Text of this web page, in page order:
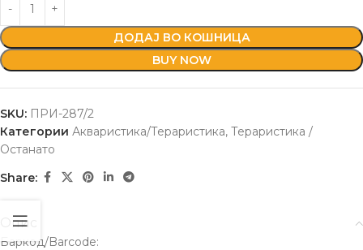
ДОДАЈ ВО КОШНИЦА
BUY NOW
SKU: ПРИ-287/2
Категории Акваристика/Тераристика, Тераристика /
Останато
Share:
Опис
Баркод/Barcode: